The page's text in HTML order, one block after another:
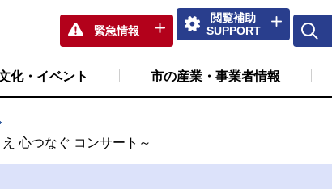
緊急情報
閲覧補助
SUPPORT
化・イベント 市の産業・事業者情報
心つなぐ コンサート～